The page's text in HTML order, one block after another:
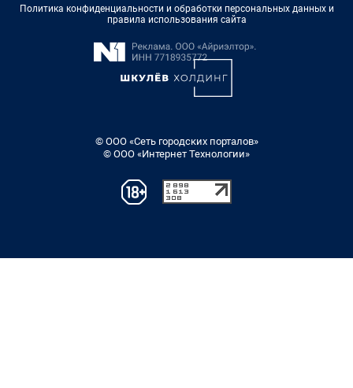
Политика конфиденциальности и обработки персональных данных и
правила использования сайта
© ООО «Сеть городских порталов»
© ООО «Интернет Технологии»